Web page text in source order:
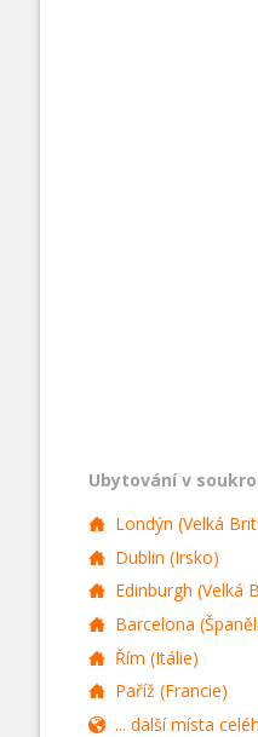
Ubytování v
Londýn (Velká
Dublin (Irsko)
Edinburgh (Velká
Barcelona
Řím (Itálie)
Paříž (Francie)
... další místa